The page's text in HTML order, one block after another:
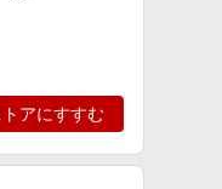
トアにすすむ